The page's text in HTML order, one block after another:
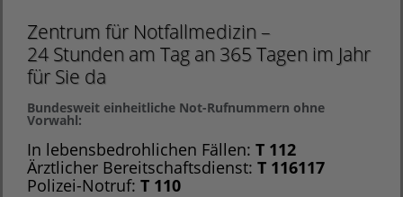
Zentrum für Notfallmedizin –
24 Stunden am Tag an 365 Tagen im Jahr
für Sie da
Bundesweit einheitliche Not-Rufnummern ohne
Vorwahl:
In lebensbedrohlichen Fällen: T 112
Ärztlicher Bereitschaftsdienst: T 116117
Polizei-Notruf: T 110